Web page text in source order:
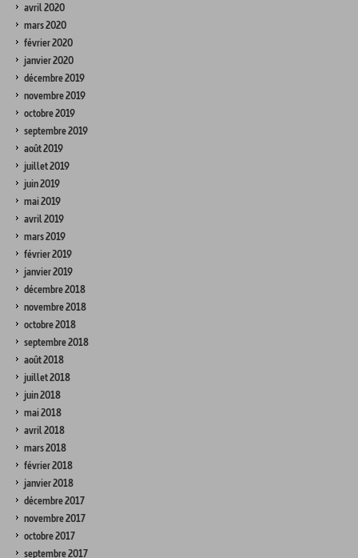
avril 2020
mars 2020
février 2020
janvier 2020
décembre 2019
novembre 2019
octobre 2019
septembre 2019
août 2019
juillet 2019
juin 2019
mai 2019
avril 2019
mars 2019
février 2019
janvier 2019
décembre 2018
novembre 2018
octobre 2018
septembre 2018
août 2018
juillet 2018
juin 2018
mai 2018
avril 2018
mars 2018
février 2018
janvier 2018
décembre 2017
novembre 2017
octobre 2017
septembre 2017